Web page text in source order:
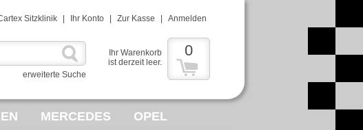
Sitzklinik Ihr Konto Zur Kasse Anmelden
erweiterte Suche
Ihr Warenkorb
ist derzeit leer.
0
MERCEDES OPEL